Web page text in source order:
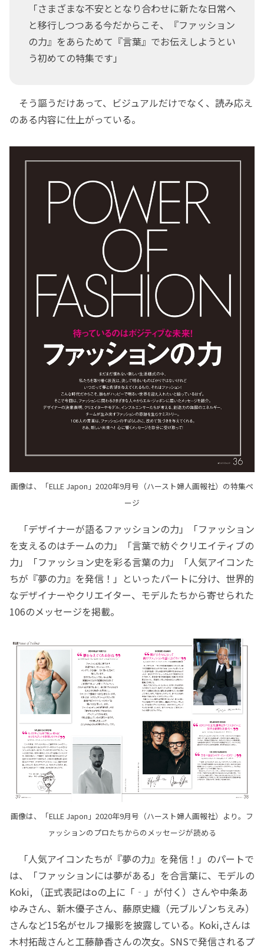
「さまざまな不安ととなり合わせに新たな日常へ
と移行しつつある今だからこそ、『ファッション
の力』をあらためて『言葉』でお伝えしようとい
う初めての特集です」
そう謳うだけあって、ビジュアルだけでなく、読み応え
のある内容に仕上がっている。
画像は、「ELLE Japon」2020年9月号（ハースト婦人画報社）の特集ペ
ージ
「デザイナーが語るファッションの力」「ファッション
を支えるのはチームの力」「言葉で紡ぐクリエイティブの
力」「ファッション史を彩る言葉の力」「人気アイコンた
ちが『夢の力』を発信！」といったパートに分け、世界的
なデザイナーやクリエイター、モデルたちから寄せられた
106のメッセージを掲載。
画像は、「ELLE Japon」2020年9月号（ハースト婦人画報社）より。フ
ァッションのプロたちからのメッセージが読める
「人気アイコンたちが『夢の力』を発信！」のパートで
は、「ファッションには夢がある」を合言葉に、モデルの
Koki, （正式表記はoの上に「‐」が付く）さんや中条あ
ゆみさん、新木優子さん、藤原史織（元ブルゾンちえみ）
さんなど15名がセルフ撮影を披露している。Koki,さんは
木村拓哉さんと工藤静香さんの次女。SNSで発信されるプ